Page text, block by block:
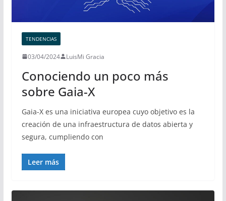
TENDENCIAS
03/04/2024 LuisMi Gracia
Conociendo un poco más
sobre Gaia-X
Gaia-X es una iniciativa europea cuyo objetivo es la
creación de una infraestructura de datos abierta y
segura, cumpliendo con
Leer más